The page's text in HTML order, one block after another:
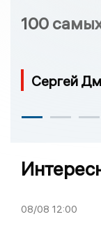
100
Сергей
08/08 12:00